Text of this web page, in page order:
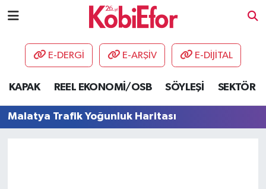
E-DERGİ E-ARŞİV E-DİJİTAL
KAPAK REEL EKONOMİ/OSB SÖYLEŞİ SEKTÖR
Malatya Trafik Yoğunluk Haritası
AKADEMİ
DESTEK-TEŞVİK